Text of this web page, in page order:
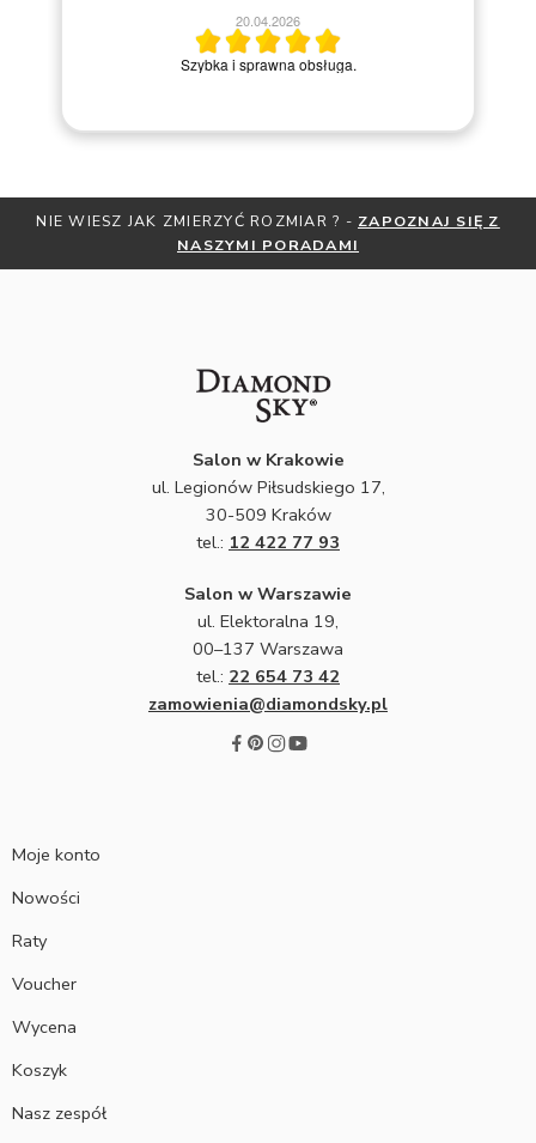
20.04.2026
Szybka i sprawna obsługa.
JAK ZMIERZYĆ ROZMIAR ? -ZAPOZNAJ SIĘ Z
NASZYMI PORADAMI
Salon w Krakowie
ul. Legionów Piłsudskiego 17,
30-509 Kraków
tel.: 12 422 77 93
Salon w Warszawie
ul. Elektoralna 19,
00–137 Warszawa
tel.: 22 654 73 42
zamowienia@diamondsky.pl
Moje konto
Nowości
Raty
Voucher
Wycena
Koszyk
Nasz zespół